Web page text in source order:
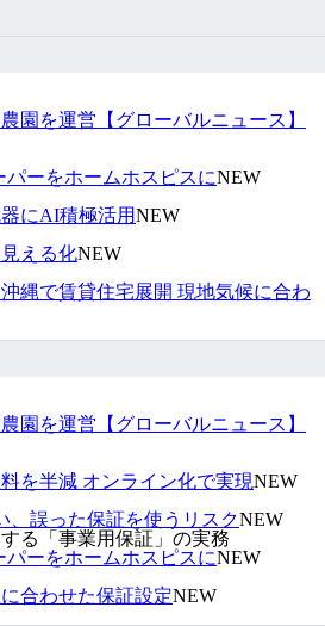
園を運営【グローバルニュース】
ーをホームホスピスにNEW
にAI積極活用NEW
える化NEW
縄で賃貸住宅展開 現地気候に合わ
園を運営【グローバルニュース】
を半減 オンライン化で実現NEW
、誤った保証を使うリスクNEW
る「事業用保証」の実務
ーをホームホスピスにNEW
合わせた保証設定NEW